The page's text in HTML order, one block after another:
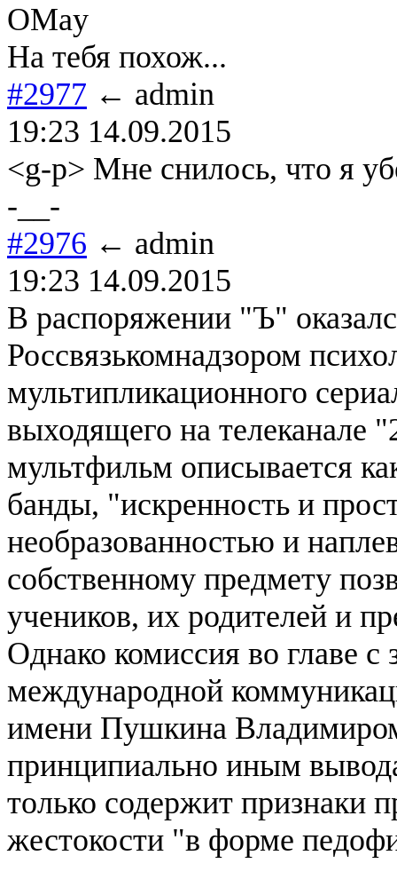
OMay
На тебя похож...
#2977 ← admin
19:23 14.09.2015
<g-p> Мне снилось, что я
-__-
#2976 ← admin
19:23 14.09.2015
В распоряжении "Ъ"
Россвязькомнадзором
мультипликационного
выходящего на телеканале
мультфильм описывается
банды, "искренность и
необразованностью и
собственному предмету
учеников, их родителей и
Однако комиссия во главе с
международной
имени Пушкина
принципиально иным
только содержит признаки
жестокости "в форме